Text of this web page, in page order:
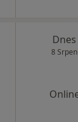
Dnes
8 Srpen